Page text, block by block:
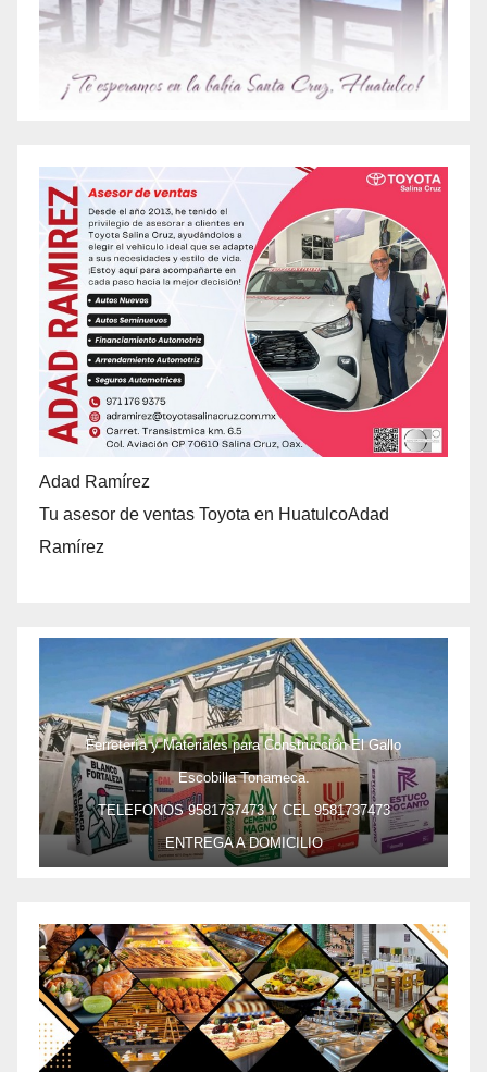
Adad Ramírez
Tu asesor de ventas Toyota en HuatulcoAdad
Ramírez
Ferretería y Materiales para Construcción El Gallo
Escobilla Tonameca.
TELEFONOS 9581737473 Y CEL 9581737473
ENTREGA A DOMICILIO